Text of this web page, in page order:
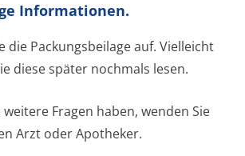
Informationen.
die Packungsbeilage auf. Vielleicht
diese später nochmals lesen.
weitere Fragen haben, wenden Sie
Arzt oder Apotheker.